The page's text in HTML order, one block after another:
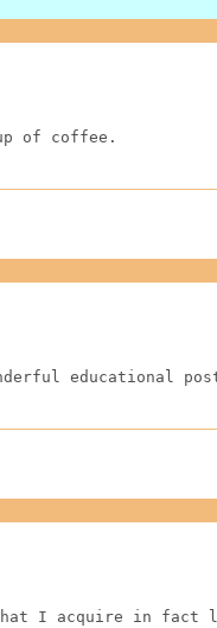
of coffee.
educational
I acquire in